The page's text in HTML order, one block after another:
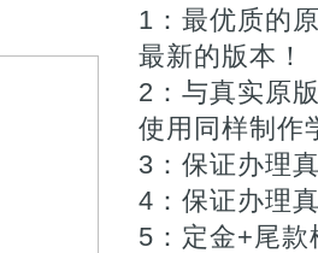
1：最优质的
最新的版本！
2：与真实原
使用同样制作
3：保证办理
4：保证办理
5：定金+尾